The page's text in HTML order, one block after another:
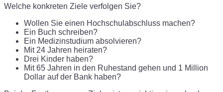
Welche konkreten Ziele verfolgen Sie?
Wollen Sie einen Hochschulabschluss machen?
Ein Buch schreiben?
Ein Medizinstudium absolvieren?
Mit 24 Jahren heiraten?
Drei Kinder haben?
Mit 65 Jahren in den Ruhestand gehen und 1 Million
Dollar auf der Bank haben?